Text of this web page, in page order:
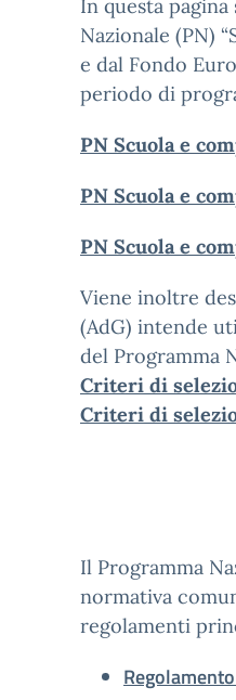
In questa
Nazionale (PN)
e dal Fondo
periodo di
PN Scuola e
PN Scuola e
PN Scuola e
Viene inoltre
(AdG) intende
del Programma
Criteri di
Criteri di
Il Programma
normativa
regolamenti